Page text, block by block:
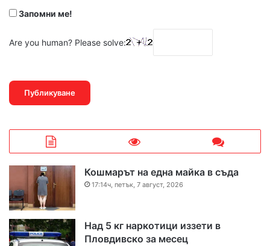
Запомни ме!
Are you human? Please solve:
Кошмарът на една майка в съда
17:14ч, петък, 7 август, 2026
Над 5 кг наркотици иззети в
Пловдивско за месец